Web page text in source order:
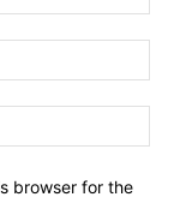
browser for the